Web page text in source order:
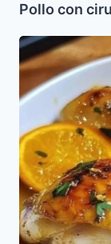
Pollo con
Pollo
a
la
Naranja